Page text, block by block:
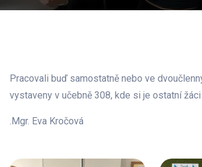
Pracovali buď samostatně nebo ve
vystaveny v učebně 308, kde si je ostatní
.Mgr. Eva Kročová